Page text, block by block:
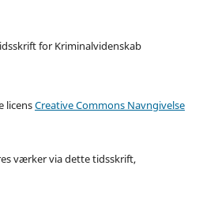
for Kriminalvidenskab
licensCreative Commons Navngivelse
værker via dette tidsskrift,